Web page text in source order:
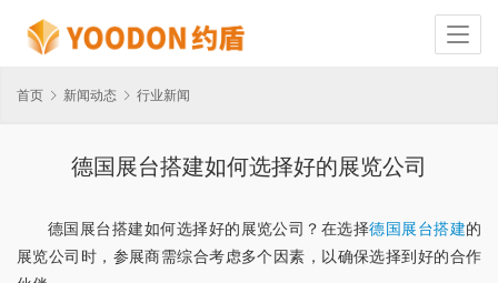
首页 新闻动态 行业新闻
德国展台搭建如何选择好的展览公司
德国展台搭建如何选择好的展览公司？在选择德国展台搭建的
展览公司时，参展商需综合考虑多个因素，以确保选择到好的合作